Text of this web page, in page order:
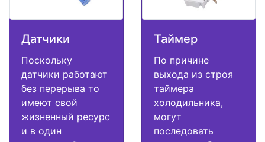
Датчики
Поскольку
датчики работают
без перерыва то
имеют свой
жизненный ресурс
и в один
Таймер
По причине
выхода из строя
таймера
холодильника,
могут
последовать